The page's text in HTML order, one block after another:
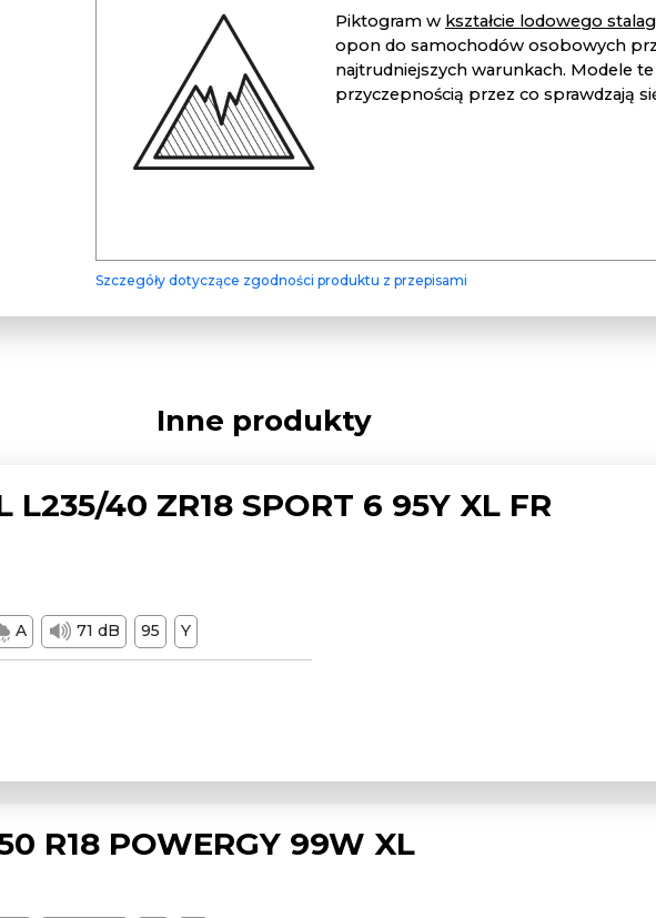
Piktogram w kształcie lodowego
opon do samochodów osobowych
najtrudniejszych warunkach. Modele
przyczepnością przez co sprawdzają
Szczegóły dotyczące zgodności produktu z przepisami
Inne produkty
L235/40 ZR18 SPORT 6 95Y XL FR
A 71 dB 95 Y
R18 POWERGY 99W XL